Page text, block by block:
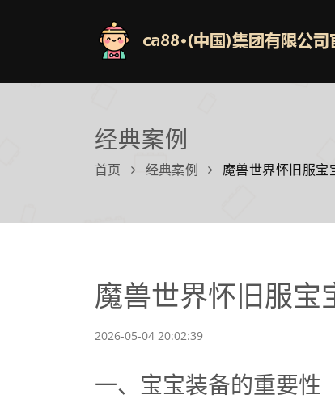
经典案例
首页 经典案例 魔兽世界怀旧服宝
魔兽世界怀旧服宝
2026-05-04 20:02:39
一、宝宝装备的重要性